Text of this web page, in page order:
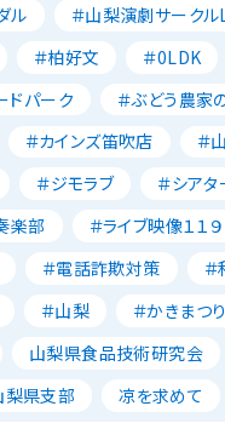
ル
＃山梨演劇サークルL
＃柏好文 ＃0LDK
ドパーク
＃ぶどう農家
＃カインズ笛吹店
＃
＃ジモラブ
＃シア
楽部 ＃ライブ映像１１９
＃電話詐欺対策
＃山梨
＃かきまつ
山梨県食品技術研究会
梨県支部 凉を求めて